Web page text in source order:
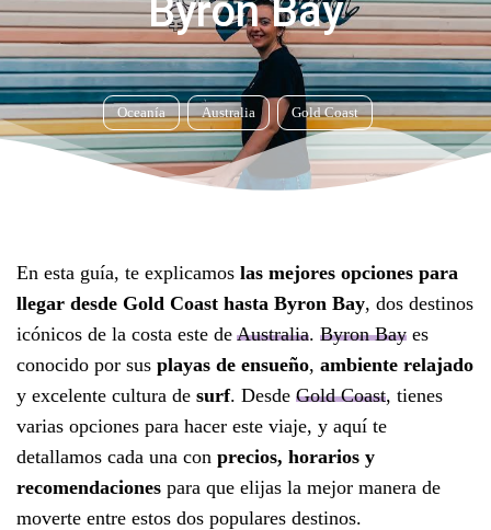
Oceanía Australia Gold Coast
Byron Bay
En esta guía, te explicamos las mejores opciones para
llegar desde Gold Coast hasta Byron Bay, dos destinos
icónicos de la costa este de Australia. Byron Bay es
conocido por sus playas de ensueño, ambiente relajado
y excelente cultura de surf. Desde Gold Coast, tienes
varias opciones para hacer este viaje, y aquí te
detallamos cada una con precios, horarios y
recomendaciones para que elijas la mejor manera de
moverte entre estos dos populares destinos.